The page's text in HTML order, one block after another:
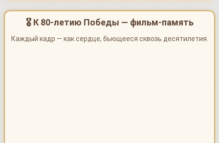
🎖 К 80-летию Победы — фильм-память
Каждый кадр — как сердце, бьющееся сквозь десятилетия.